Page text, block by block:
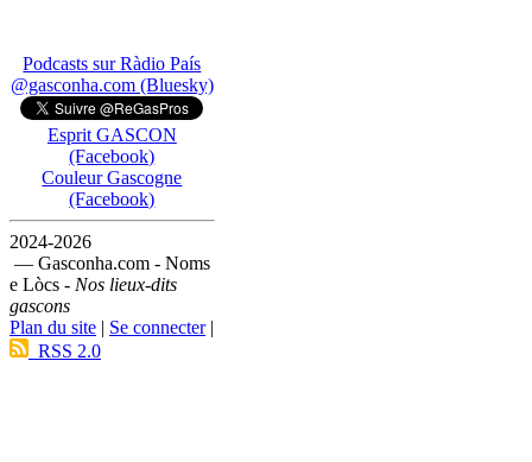
Podcasts sur Ràdio País
@gasconha.com (Bluesky)
Esprit GASCON
(Facebook)
Couleur Gascogne
(Facebook)
2024-2026
— Gasconha.com - Noms
e Lòcs - Nos lieux-dits
gascons
Plan du site | Se connecter|
RSS 2.0